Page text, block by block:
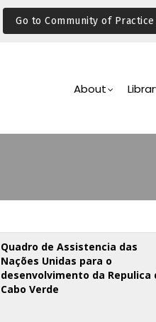
Go to Community of
Navigation
About
Quadro de Assistencia das
Nações Unidas para o
desenvolvimento da Repulica
Cabo Verde